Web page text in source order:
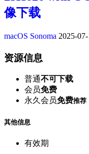
像下载
macOS Sonoma 2025-
资源信息
普通不可下载
会员免费
永久会员免费推荐
其他信息
有效期